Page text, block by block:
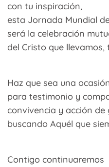
con tu inspiración,
esta Jornada Mundial
será la celebración
del Cristo que
Haz que sea una
para testimonio y
convivencia y acción de
buscando Aquél que
Contigo continuaremos